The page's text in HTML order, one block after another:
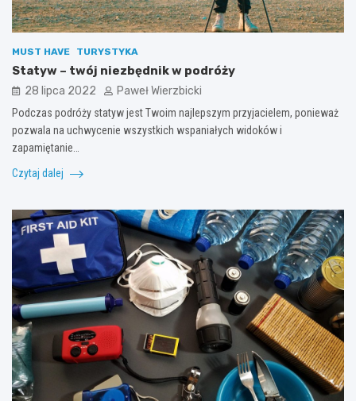
MUST HAVE TURYSTYKA
Statyw – twój niezbędnik w podróży
28 lipca 2022 Paweł Wierzbicki
Podczas podróży statyw jest Twoim najlepszym przyjacielem, ponieważ
pozwala na uchwycenie wszystkich wspaniałych widoków i
zapamiętanie…
Czytaj dalej